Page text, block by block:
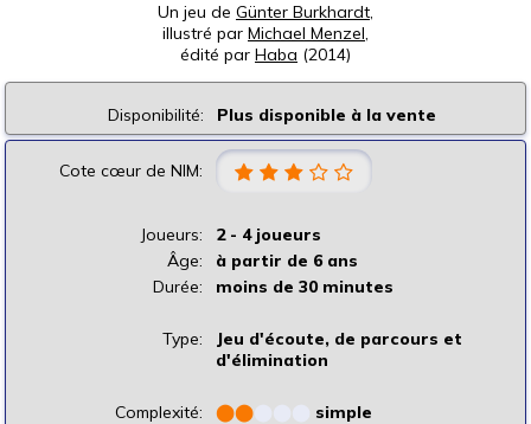
Un jeu de Günter Burkhardt,
illustré par Michael Menzel,
édité par Haba (2014)
Disponibilité: Plus disponible à la vente
Cote cœur de NIM:
Joueurs:
2 - 4 joueurs
Âge:
à partir de 6 ans
Durée:
moins de 30 minutes
Type:
Jeu d'écoute, de parcours et
d'élimination
Complexité: ⬤⬤
simple